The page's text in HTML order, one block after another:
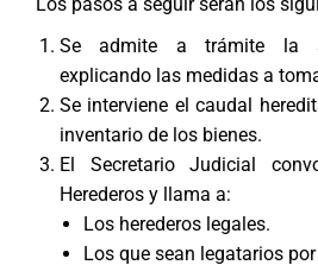
Se admite a trámite la
explicando las medidas a
Se interviene el caudal
inventario de los bienes.
El Secretario Judicial
Herederos y llama a:
Los herederos legales.
Los que sean legatarios